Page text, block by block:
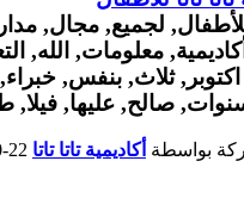
بواسطة أكاديمية تاتا تاتا